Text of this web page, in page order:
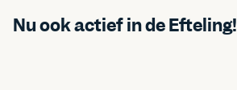
Nu ook actief in de Efteling!